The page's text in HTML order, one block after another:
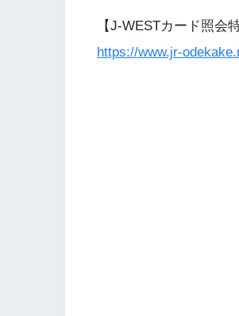
【J-WESTカード照会
https://www.jr-